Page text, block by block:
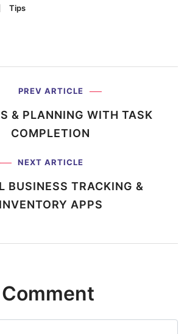
Tips
PREV ARTICLE
& PLANNING WITH TASK
COMPLETION
NEXT ARTICLE
BUSINESS TRACKING &
INVENTORY APPS